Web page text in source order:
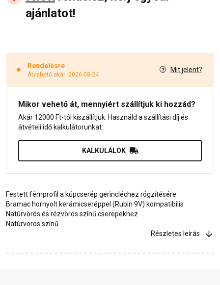
ajánlatot!
Rendelésre
Átvehető akár: 2026-08-24
Mit jelent?
Mikor vehető át, mennyiért szállítjuk ki hozzád?
Akár 12000 Ft-tól kiszállítjuk. Használd a szállítási díj és
átvételi idő kalkulátorunkat.
KALKULÁLOK
Festett fémprofil a kúpcserép gerincléchez rögzítésére
Bramac hornyolt kerámicseréppel (Rubin 9V) kompatibilis
Natúrvörös és rézvörös színű cserepekhez
Natúrvörös színű
Részletes leírás